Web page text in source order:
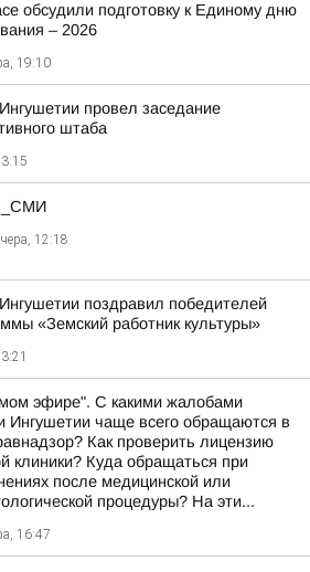
обсудили подготовку к Единому дню
– 2026
19:10
провел заседание
штаба
12:18
поздравил победителей
«Земский работник культуры»
эфире". С какими жалобами
Ингушетии чаще всего обращаются в
Как проверить лицензию
клиники? Куда обращаться при
после медицинской или
процедуры? На эти...
16:47